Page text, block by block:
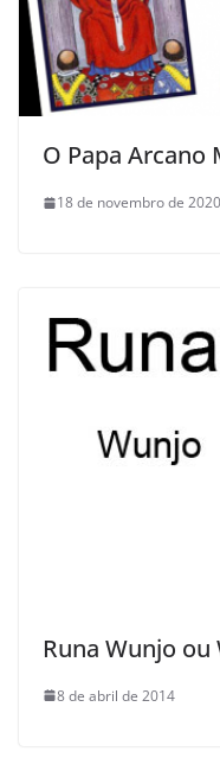
O Papa Arcano
18 de novembro de 2020
Runa Wunjo ou
8 de abril de 2014